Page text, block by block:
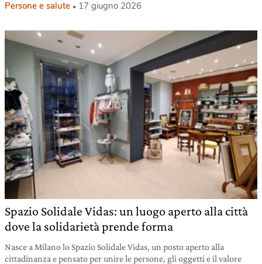
Persone e salute 17 giugno 2026
Spazio Solidale Vidas: un luogo aperto alla città
dove la solidarietà prende forma
Nasce a Milano lo Spazio Solidale Vidas, un posto aperto alla
cittadinanza e pensato per unire le persone, gli oggetti e il valore